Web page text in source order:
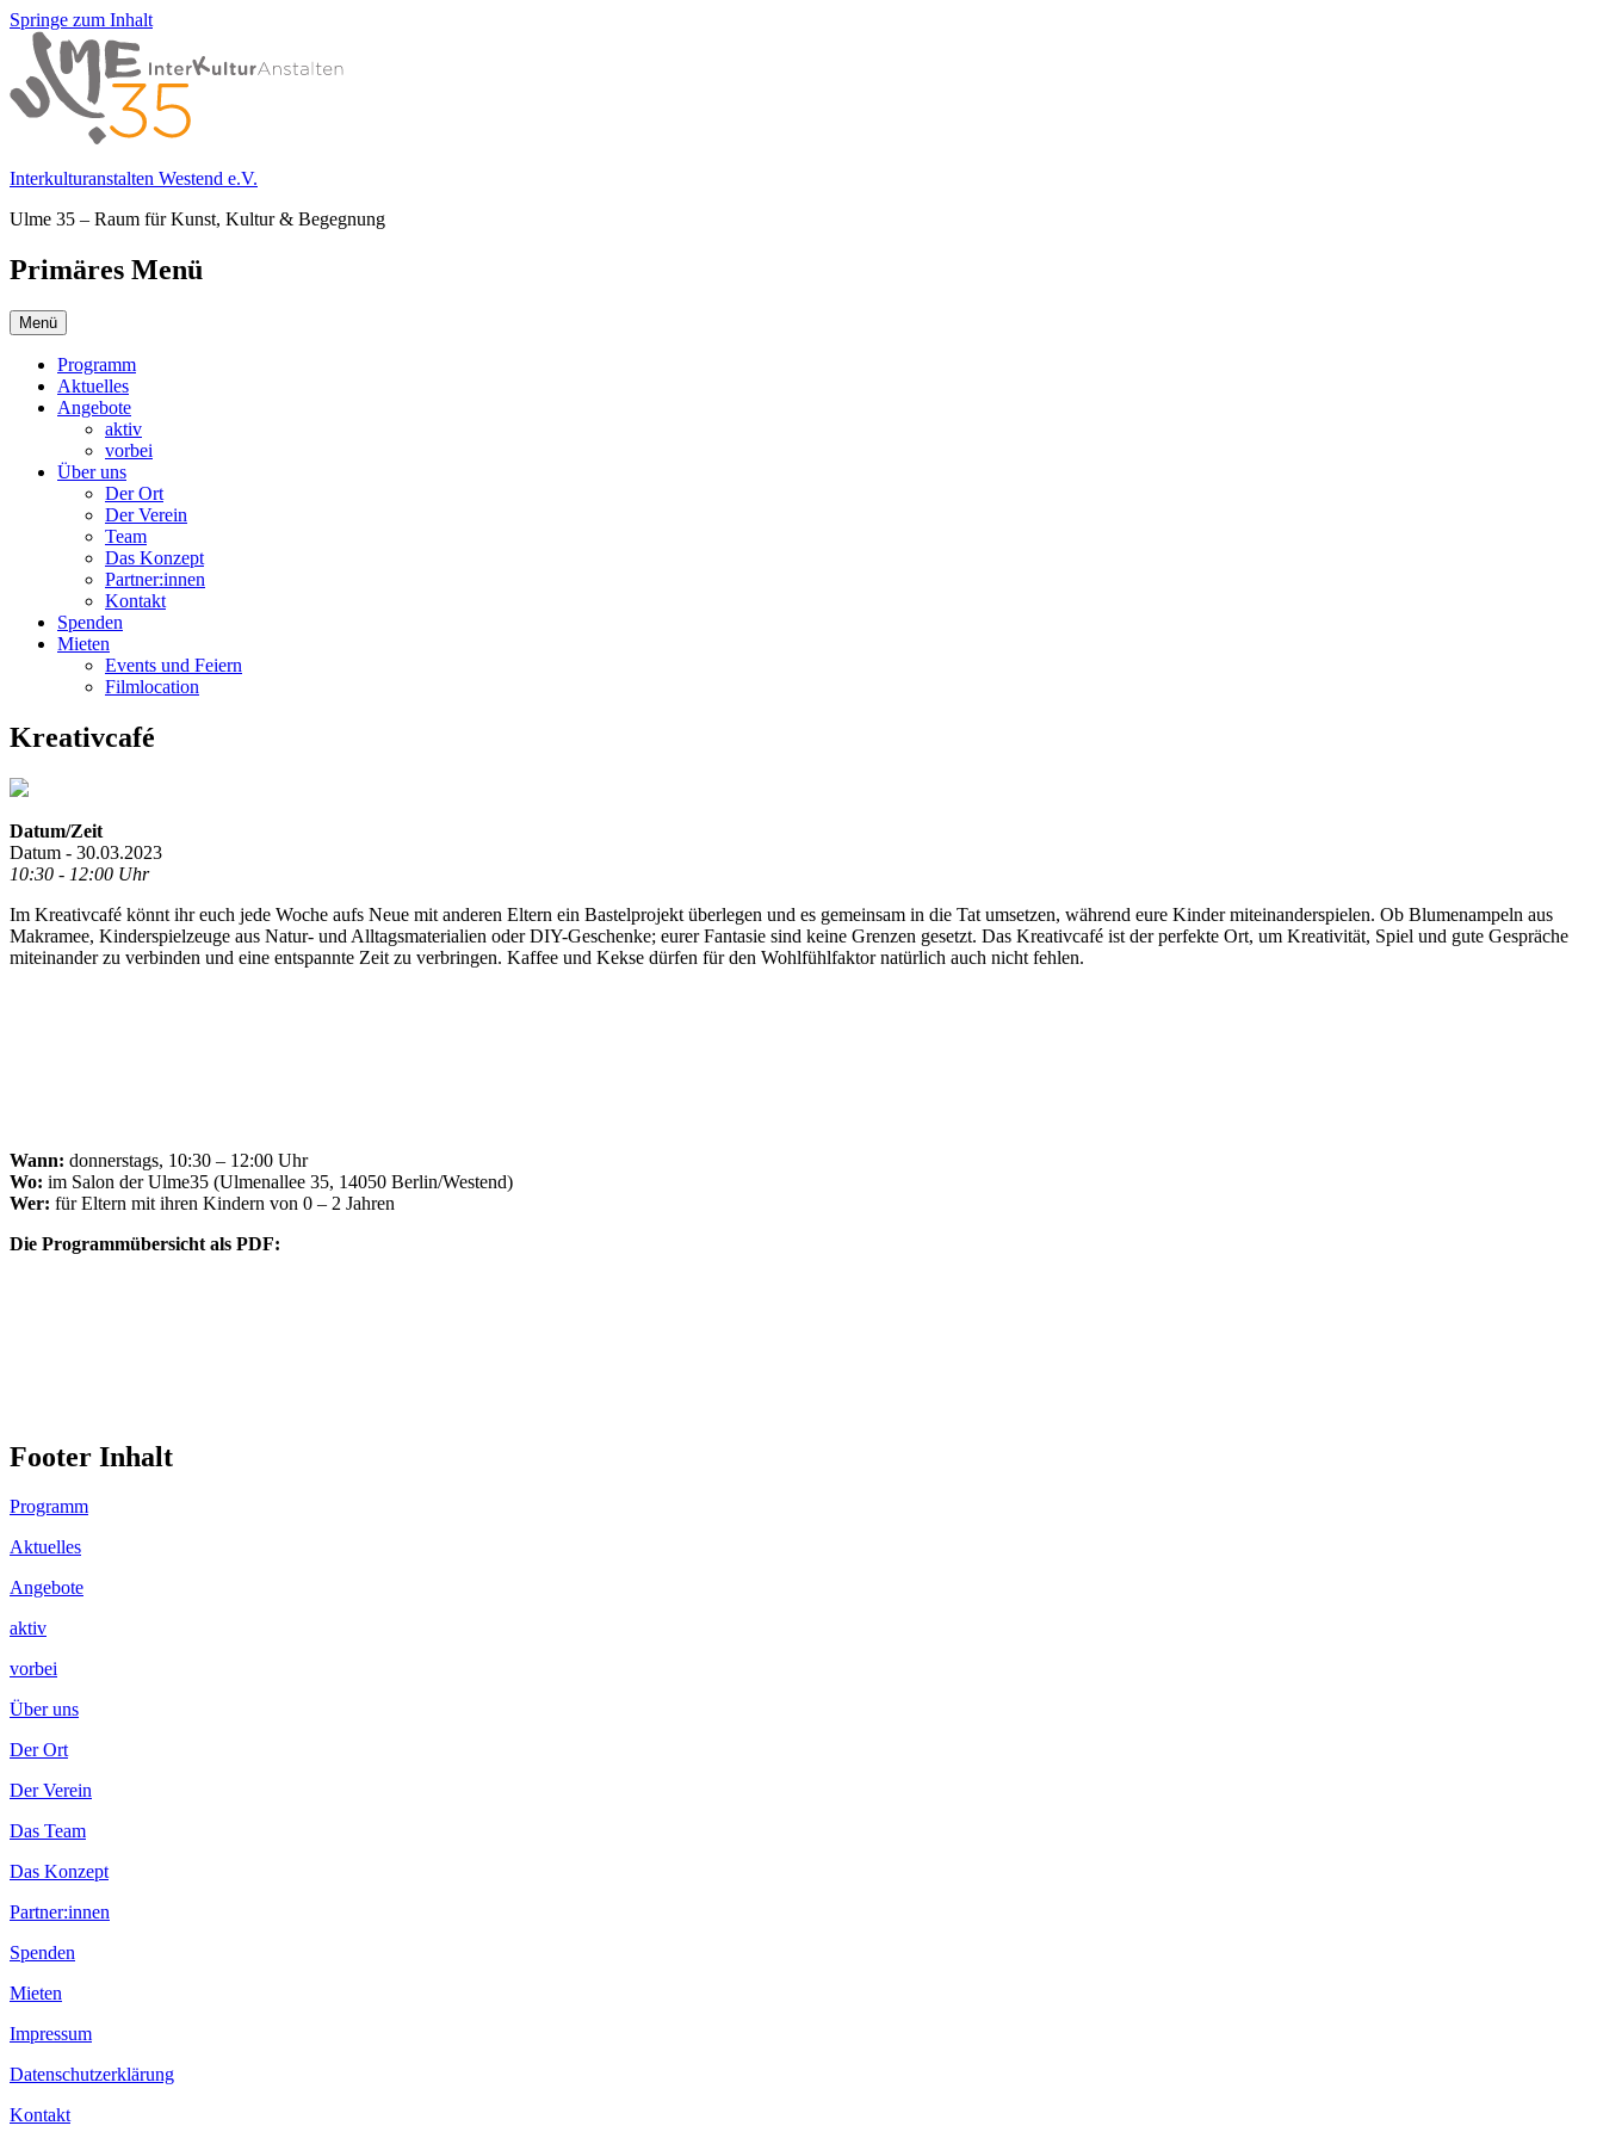
Springe zum Inhalt
Interkulturanstalten Westend e.V.
Ulme 35 – Raum für Kunst, Kultur & Begegnung
Primäres Menü
Menü
Programm
Aktuelles
Angebote
aktiv
vorbei
Über uns
Der Ort
Der Verein
Team
Das Konzept
Partner:innen
Kontakt
Spenden
Mieten
Events und Feiern
Filmlocation
Kreativcafé
Datum/Zeit
Datum - 30.03.2023
10:30 - 12:00 Uhr
Im Kreativcafé könnt ihr euch jede Woche aufs Neue mit anderen Eltern ein Bastelprojekt überlegen und es gemeinsam in die Tat umsetzen, während eure Kinder miteinanderspielen. Ob Blumenampeln aus
Makramee, Kinderspielzeuge aus Natur- und Alltagsmaterialien oder DIY-Geschenke; eurer Fantasie sind keine Grenzen gesetzt. Das Kreativcafé ist der perfekte Ort, um Kreativität, Spiel und gute Gespräche
miteinander zu verbinden und eine entspannte Zeit zu verbringen. Kaffee und Kekse dürfen für den Wohlfühlfaktor natürlich auch nicht fehlen.
Wann: donnerstags, 10:30 – 12:00 Uhr
Wo: im Salon der Ulme35 (Ulmenallee 35, 14050 Berlin/Westend)
Wer: für Eltern mit ihren Kindern von 0 – 2 Jahren
Die Programmübersicht als PDF:
Footer Inhalt
Programm
Aktuelles
Angebote
aktiv
vorbei
Über uns
Der Ort
Der Verein
Das Team
Das Konzept
Partner:innen
Spenden
Mieten
Impressum
Datenschutzerklärung
Kontakt